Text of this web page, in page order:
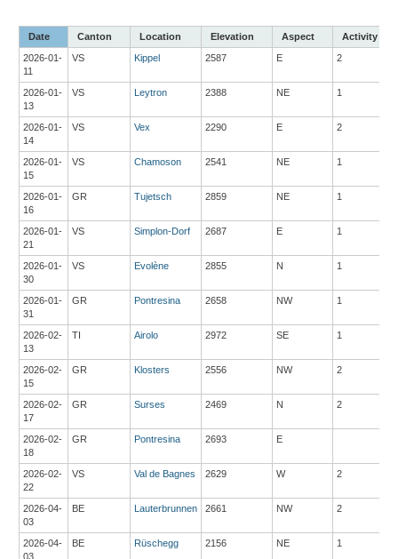
Date Canton Location Elevation Aspect
Activity
2026-01-
11
VS Kippel 2587 E 2
2026-01-
13
VS Leytron 2388 NE 1
2026-01-
14
VS Vex 2290 E 2
2026-01-
15
VS Chamoson 2541 NE 1
2026-01-
16
GR Tujetsch 2859 NE 1
2026-01-
21
VS Simplon-Dorf 2687 E 1
2026-01-
30
VS Evolène 2855 N 1
2026-01-
31
GR Pontresina 2658 NW 1
2026-02-
13
TI Airolo 2972 SE 1
2026-02-
15
GR Klosters 2556 NW 2
2026-02-
17
GR Surses 2469 N 2
2026-02-
18
GR Pontresina 2693 E
2026-02-
22
VS Val de Bagnes 2629 W 2
2026-04-
03
BE Lauterbrunnen 2661 NW 2
2026-04-
03
BE Rüschegg 2156 NE 1